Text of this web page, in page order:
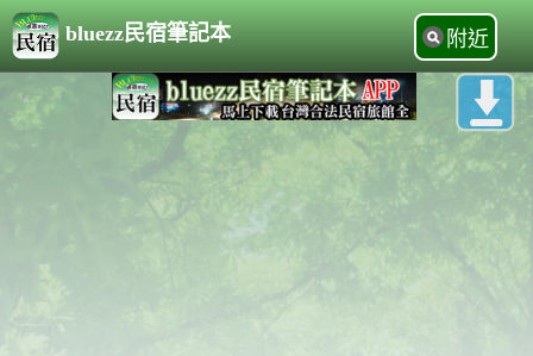
bluezz民宿筆記本 附近